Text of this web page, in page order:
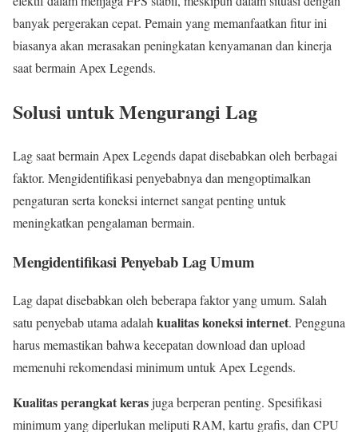
banyak pergerakan cepat. Pemain yang memanfaatkan fitur ini
biasanya akan merasakan peningkatan kenyamanan dan kinerja
saat bermain Apex Legends.
Solusi untuk Mengurangi Lag
Lag saat bermain Apex Legends dapat disebabkan oleh berbagai
faktor. Mengidentifikasi penyebabnya dan mengoptimalkan
pengaturan serta koneksi internet sangat penting untuk
meningkatkan pengalaman bermain.
Mengidentifikasi Penyebab Lag Umum
Lag dapat disebabkan oleh beberapa faktor yang umum. Salah
satu penyebab utama adalahkualitas koneksi internet. Pengguna
harus memastikan bahwa kecepatan download dan upload
memenuhi rekomendasi minimum untuk Apex Legends.
Kualitas perangkat kerasjuga berperan penting. Spesifikasi
minimum yang diperlukan meliputi RAM, kartu grafis, dan CPU